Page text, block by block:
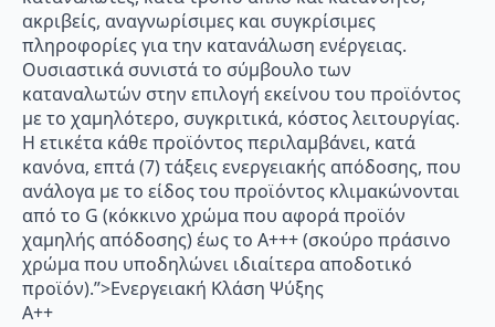
ακριβείς, αναγνωρίσιμες και συγκρίσιμες
πληροφορίες για την κατανάλωση ενέργειας.
Ουσιαστικά συνιστά το σύμβουλο των
καταναλωτών στην επιλογή εκείνου του προϊόντος
με το χαμηλότερο, συγκριτικά, κόστος λειτουργίας.
Η ετικέτα κάθε προϊόντος περιλαμβάνει, κατά
κανόνα, επτά (7) τάξεις ενεργειακής απόδοσης, που
ανάλογα με το είδος του προϊόντος κλιμακώνονται
από το G (κόκκινο χρώμα που αφορά προϊόν
χαμηλής απόδοσης) έως το Α+++ (σκούρο πράσινο
χρώμα που υποδηλώνει ιδιαίτερα αποδοτικό
προϊόν).”>Ενεργειακή Κλάση Ψύξης
A++